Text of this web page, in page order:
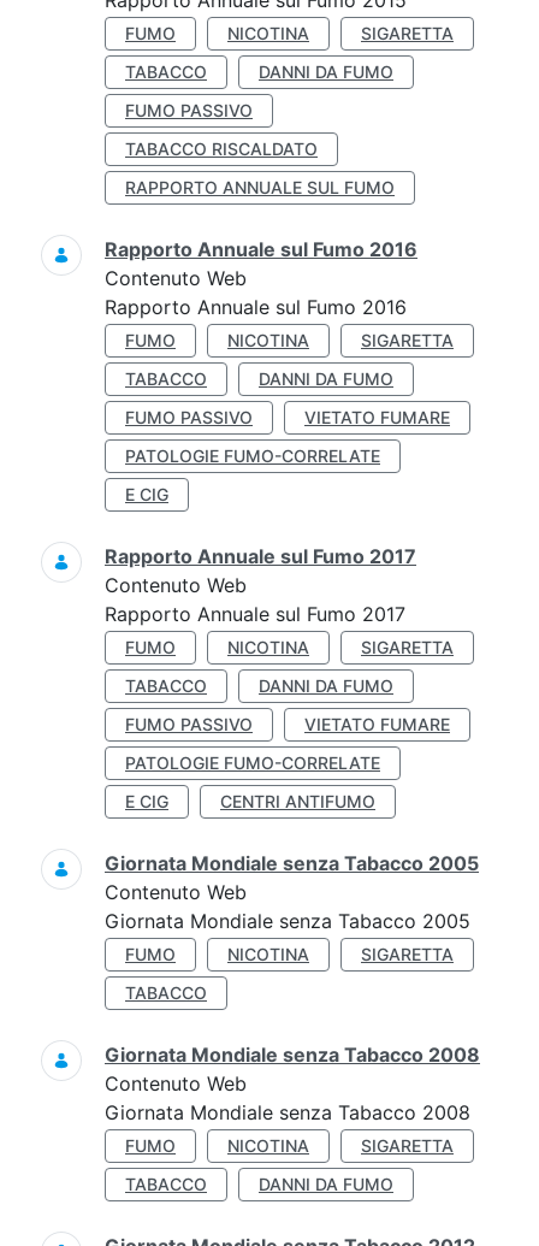
FUMO NICOTINA
SIGARETTA
TABACCO
DANNI DA FUMO
FUMO PASSIVO
TABACCO RISCALDATO
RAPPORTO ANNUALE SUL FUMO
Rapporto Annuale sul Fumo 2016
Contenuto Web
Rapporto Annuale sul Fumo 2016
FUMO NICOTINA
SIGARETTA
TABACCO
DANNI DA FUMO
FUMO PASSIVO
VIETATO FUMARE
PATOLOGIE FUMO-CORRELATE
E CIG
Rapporto Annuale sul Fumo 2017
Contenuto Web
Rapporto Annuale sul Fumo 2017
FUMO NICOTINA
SIGARETTA
TABACCO
DANNI DA FUMO
FUMO PASSIVO
VIETATO FUMARE
PATOLOGIE FUMO-CORRELATE
E CIG
CENTRI ANTIFUMO
Giornata Mondiale senza Tabacco 2005
Contenuto Web
Giornata Mondiale senza Tabacco 2005
FUMO NICOTINA
SIGARETTA
TABACCO
Giornata Mondiale senza Tabacco 2008
Contenuto Web
Giornata Mondiale senza Tabacco 2008
FUMO NICOTINA
SIGARETTA
TABACCO
DANNI DA FUMO